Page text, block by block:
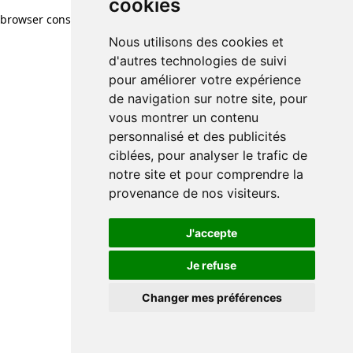
cookies
Nous utilisons des cookies et
d'autres technologies de suivi
pour améliorer votre expérience
de navigation sur notre site, pour
vous montrer un contenu
personnalisé et des publicités
ciblées, pour analyser le trafic de
notre site et pour comprendre la
provenance de nos visiteurs.
J'accepte
Je refuse
Changer mes préférences
browser console for more information)